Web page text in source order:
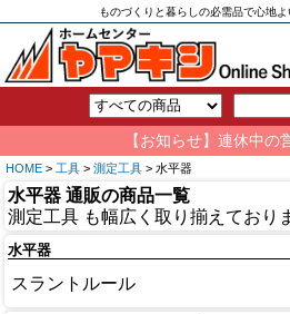
ものづくりと暮らしの必需品で心地よ
【お知らせ】連休中の
HOME > 工具 > 測定工具 > 水平器
水平器 通販の商品一覧
測定工具 も幅広く取り揃えており
水平器
スラントルール